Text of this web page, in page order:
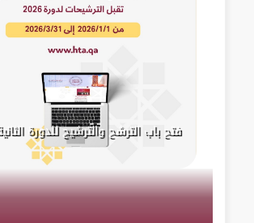
فتح باب الترشح والترشيح للدورة